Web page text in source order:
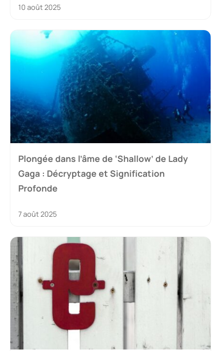
10 août 2025
Plongée dans l’âme de ‘Shallow’ de Lady
Gaga : Décryptage et Signification
Profonde
7 août 2025